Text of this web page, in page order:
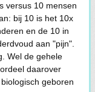
versus 10 mensen
bij 10 is het 10x
en de 10 in
aan "pijn".
Wel de gehele
daarover
geboren